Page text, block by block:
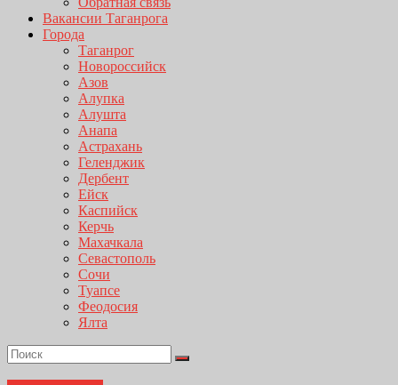
Вакансии Таганрога
Города
Таганрог
Новороссийск
Азов
Алупка
Алушта
Анапа
Астрахань
Геленджик
Дербент
Ейск
Каспийск
Керчь
Махачкала
Севастополь
Сочи
Туапсе
Феодосия
Ялта